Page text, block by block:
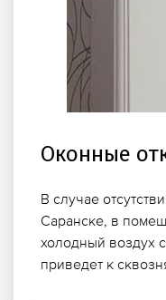
Оконные
В случае
Саранске, в
холодный воздух
приведет к